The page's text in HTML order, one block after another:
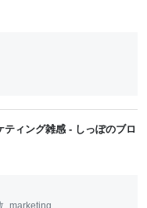
ィング雑感 - しっぽのブロ
marketing